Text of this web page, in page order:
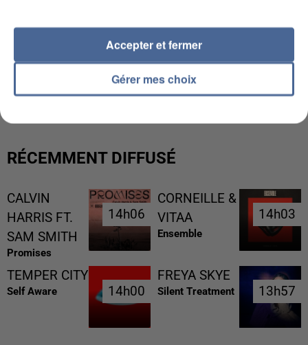
L’UN DES FONDATEURS SUPPOSÉS DE LA DZ
MAFIA INTERPELLÉ EN ALGÉRIE
RÉCEMMENT DIFFUSÉ
CALVIN
HARRIS FT.
SAM SMITH
Promises
14h06
14h06
CORNEILLE &
VITAA
Ensemble
14h03
14h03
TEMPER CITY
Self Aware 14h00
14h00
FREYA SKYE
Silent Treatment 13h57
13h57
Gérer mes choix
Accepter et fermer